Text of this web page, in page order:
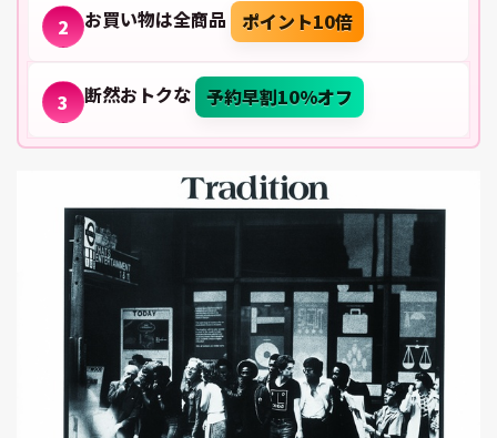
2 お買い物は全商品 ポイント10倍
3 断然おトクな 予約早割10%オフ